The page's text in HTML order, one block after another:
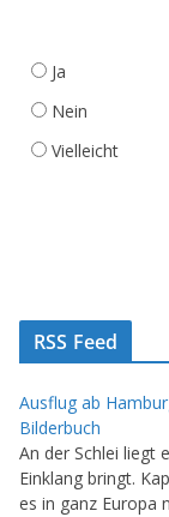
Ja
Nein
Vielleicht
RSS Feed
Ausflug ab
Bilderbuch
An der Schlei liegt
Einklang bringt.
es in ganz Europa